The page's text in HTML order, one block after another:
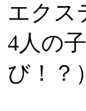
エクス
4人の
び！？